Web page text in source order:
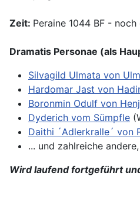
Zeit: Peraine 1044 BF -
Dramatis Personae (als
Silvagild Ulmata von
Hardomar Jast von
Boronmin Odulf von
Dyderich vom Sümpfle
Daithi ´Adlerkralle´ von
... und zahlreiche
Wird laufend fortgeführt